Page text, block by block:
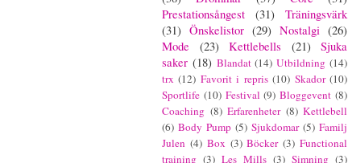
Prestationsångest
(31)
Träningsvärk
(31) Önskelistor (29) Nostalgi (26)
Mode
(23) Kettlebells (21)
Sjuka
saker (18) Blandat (14) Utbildning (14)
trx (12) Favorit i repris (10) Skador (10)
Sportlife (10) Festival (9) Bloggevent (8)
Coaching (8) Erfarenheter (8) Kettlebell
(6) Body Pump (5) Sjukdomar (5) Familj
Julen (4) Box (3) Böcker (3) Functional
training (3) Les Mills (3) Simning (3)